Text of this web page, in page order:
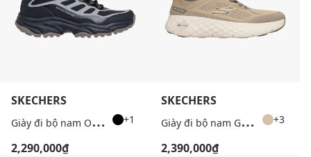
SKECHERS
G
iày đi bộ nam Outdoor Vigor AT +1
2,290,000₫
SKECHERS
G
iày đi bộ nam GOwalk Max Cushioning Flex +3
2,390,000₫